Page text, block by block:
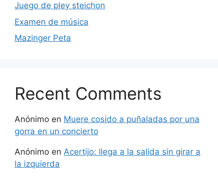
Juego de pley steichon
Examen de música
Mazinger Peta
Recent Comments
Anónimo en Muere cosido a puñaladas por una
gorra en un concierto
Anónimo en Acertijo: llega a la salida sin girar a
la izquierda